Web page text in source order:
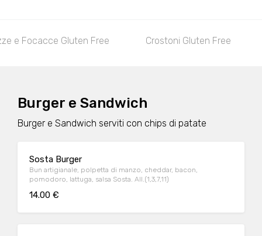
e Focacce Gluten Free Crostoni Gluten Free
Burger e Sandwich
Burger e Sandwich serviti con chips di patate
Sosta Burger
Bun artigianale, polpetta di manzo, cheddar, bacon,
pomodoro, lattuga, salsa Sosta. All.(1,3,7,11)
14.00 €